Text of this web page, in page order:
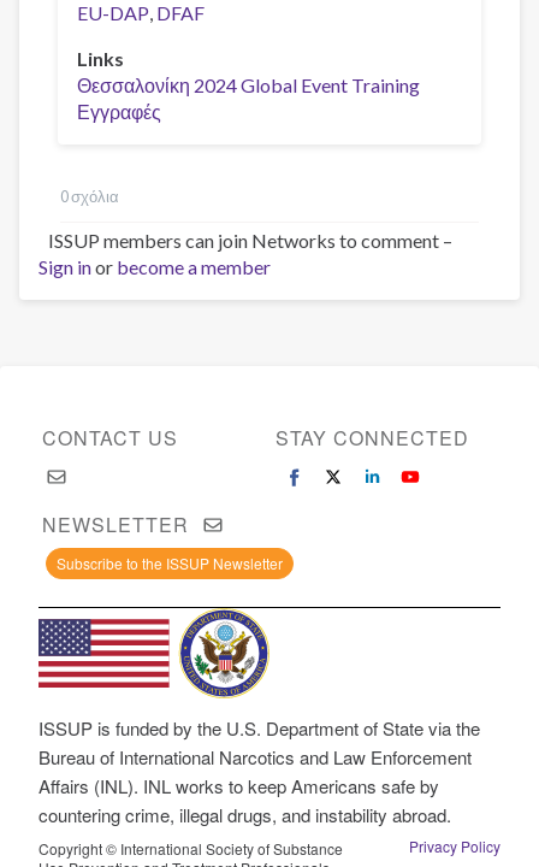
EU-DAP DFAF
Links
Θεσσαλονίκη 2024 Global Event Training
Εγγραφές
0 σχόλια
ISSUP members can join Networks to comment –
Sign inor become a member
CONTACT US STAY CONNECTED
NEWSLETTER
Subscribe to the ISSUP Newsletter
ISSUP is funded by the U.S. Department of State via the
Bureau of International Narcotics and Law Enforcement
Affairs (INL). INL works to keep Americans safe by
countering crime, illegal drugs, and instability abroad.
Copyright © International Society of Substance
Privacy Policy